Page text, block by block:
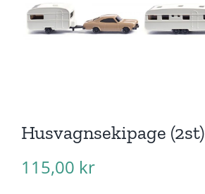
Husvagnsekipage (2st)
115,00 kr